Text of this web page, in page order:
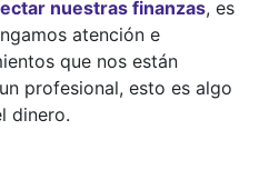
nuestras finanzas, es
atención e
que nos están
profesional, esto es algo
dinero.